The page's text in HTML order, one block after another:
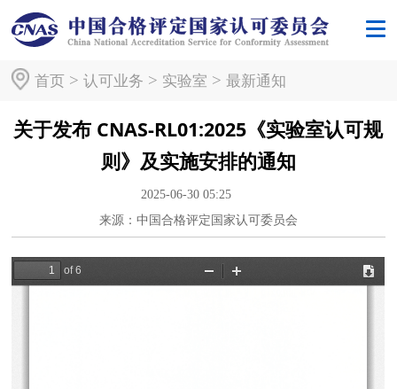
首页> 认可业务 > 实验室 > 最新通知
关于发布 CNAS-RL01:2025《实验室认可规
则》及实施安排的通知
2025-06-30 05:25
来源：中国合格评定国家认可委员会